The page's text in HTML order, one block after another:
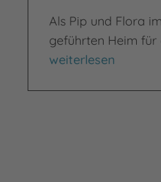
Als Pip und Flora
geführten Heim für
Im kleinen wilden
weiterlesen